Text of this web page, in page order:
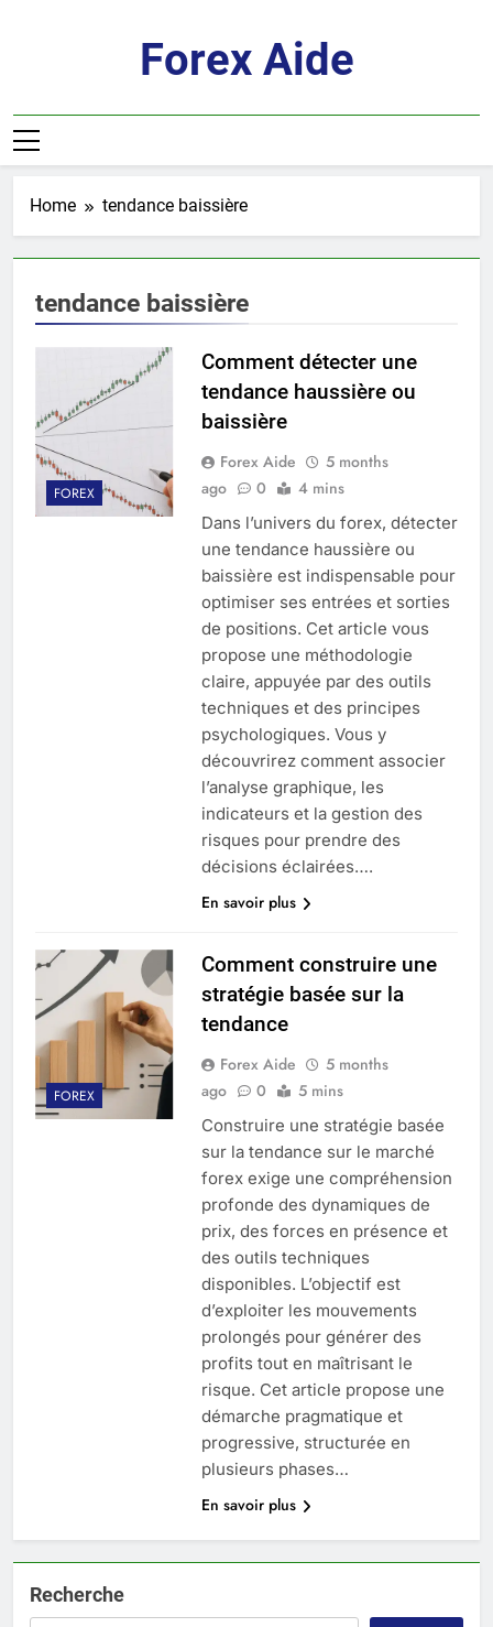
Forex Aide
Home tendance baissière
tendance baissière
FOREX
Comment détecter une
tendance haussière ou
baissière
Forex Aide
5 months
ago
0 4 mins
Dans l’univers du forex, détecter
une tendance haussière ou
baissière est indispensable pour
optimiser ses entrées et sorties
de positions. Cet article vous
propose une méthodologie
claire, appuyée par des outils
techniques et des principes
psychologiques. Vous y
découvrirez comment associer
l’analyse graphique, les
indicateurs et la gestion des
risques pour prendre des
décisions éclairées….
En savoir plus
FOREX
Comment construire une
stratégie basée sur la
tendance
Forex Aide
5 months
ago
0 5 mins
Construire une stratégie basée
sur la tendance sur le marché
forex exige une compréhension
profonde des dynamiques de
prix, des forces en présence et
des outils techniques
disponibles. L’objectif est
d’exploiter les mouvements
prolongés pour générer des
profits tout en maîtrisant le
risque. Cet article propose une
démarche pragmatique et
progressive, structurée en
plusieurs phases…
En savoir plus
Recherche